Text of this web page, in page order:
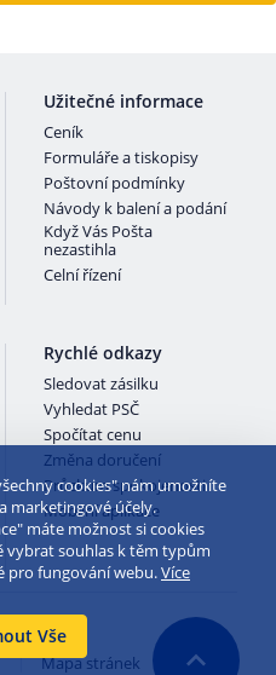
Užitečné informace
Ceník
Formuláře a tiskopisy
Poštovní podmínky
Návody k balení a podání
Když Vás Pošta
nezastihla
Celní řízení
Rychlé odkazy
Sledovat zásilku
Vyhledat PSČ
Spočítat cenu
Změna doručení
Průzkum spokojenosti
Mobilní aplikace
pošta
Mapa stránek
cookies" nám umožníte
marketingové účely.
máte možnost si cookies
vybrat souhlas k těm typům
pro fungování webu.Více
Vše